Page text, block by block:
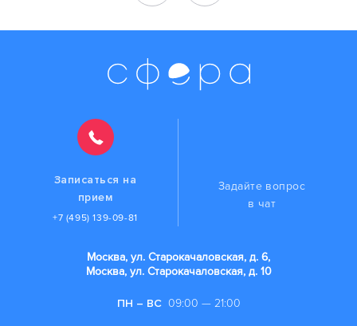
Записаться на
прием
+7 (495) 139-09-81
Задайте вопрос
в чат
Москва, ул. Старокачаловская, д. 6,
Москва, ул. Старокачаловская, д. 10
ПН – ВС 09:00 — 21:00